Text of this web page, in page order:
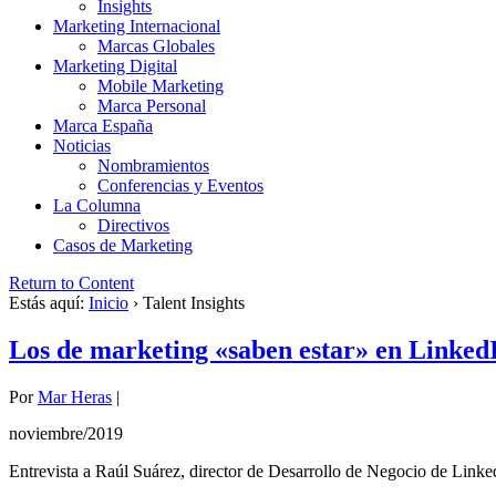
Insights
Marketing Internacional
Marcas Globales
Marketing Digital
Mobile Marketing
Marca Personal
Marca España
Noticias
Nombramientos
Conferencias y Eventos
La Columna
Directivos
Casos de Marketing
Return to Content
Estás aquí: Inicio › Talent Insights
Los de marketing «saben estar» en
PorMar Heras |
noviembre/2019
Entrevista a Raúl Suárez, director de Desarrollo de Negocio de